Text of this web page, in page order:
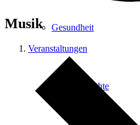
Gesundheit
Stadtgeschichte
Musik
Veranstaltungen